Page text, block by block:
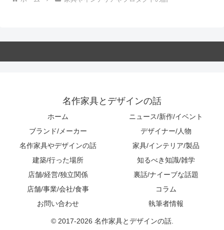
名作家具とデザインの話
ホーム
ニュース/新作/イベント
ブランド/メーカー
デザイナー/人物
名作家具やデザインの話
家具/インテリア/製品
建築/行った場所
知るべき知識/雑学
店舗/経営/独立関係
裏話/ナイーブな話題
店舗/事業/会社/食事
コラム
お問い合わせ
執筆者情報
© 2017-2026 名作家具とデザインの話.